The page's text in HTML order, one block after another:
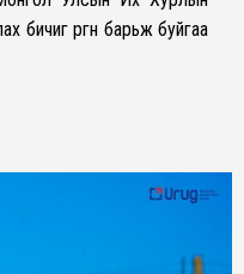
бичиг өргөн барьж буйгаа